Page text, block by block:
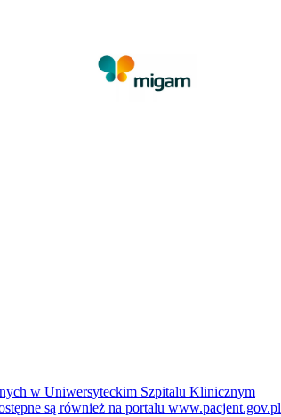
w Uniwersyteckim Szpitalu Klinicznym
są również na portalu www.pacjent.gov.pl